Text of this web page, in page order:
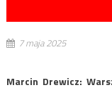
7 maja 2025
Marcin Drewicz: